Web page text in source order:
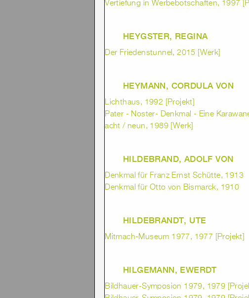
Vertiefung in Werbebotschaften, 1997
HEYGSTER, REGINA
Der Friedenstunnel, 2015 [Werk]
HEYMANN, CORDULA VON
Lichthaus, 1992 [Projekt]
Pater - Noster- Denkmal - Eine
acht / neun, 1989 [Werk]
HILDEBRAND, ADOLF VON
Denkmal für Franz Ernst Schütte, 1913
Denkmal für Otto von Bismarck, 1910
HILDEBRANDT, UTE
Mitmach-Museum 1977, 1977 [Projekt]
HILGEMANN, EWERDT
Bildhauer-Symposion 1979, 1979